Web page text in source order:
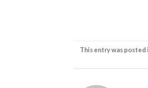
This entry was posted